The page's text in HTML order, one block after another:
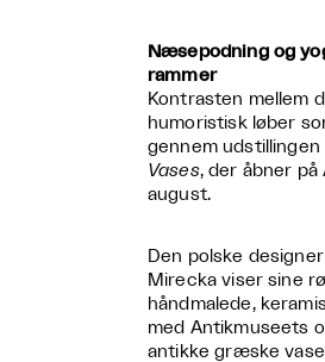
Næsepodning og
rammer
Kontrasten mellem
humoristisk løber
gennem udstillingen
Vases, der åbner på
august.
Den polske
Mirecka viser sine
håndmalede,
med Antikmuseets
antikke græske